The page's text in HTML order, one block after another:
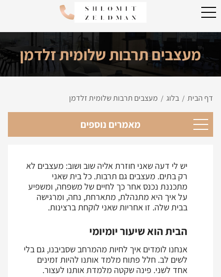
מעצבים תרבות שלומית זלדמן
דף הבית / בלוג / מעצבים תרבות שלומית זלדמן
מאמרים נוספים
יש לי דעה שאני חוזרת אליה שוב ושוב: מעצבים לא
רק בתים. מעצבים גם תרבות. כל בית שאני
מתכננת נכנס אחר כך לחיים של משפחה, ומשפיע
על איך היא מתנהלת, מתארחת, נחה, ומרגישה
בבית שלה. זו אחריות שאני לוקחת ברצינות.
הבית הוא שיעור יומיומי
אנחנו לומדים איך לחיות מהמרחב שסביבנו, גם בלי
לשים לב. חלל פתוח מלמד אותנו להיות זמינים
אחד לשני. פינה שקטה מלמדת אותנו לעצור.